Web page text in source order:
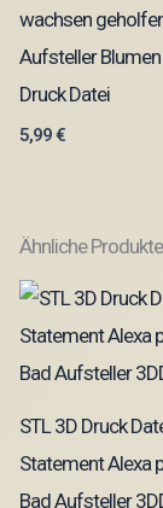
wachsen
Aufsteller
Druck Datei
5,99€
Ähnliche Produkte
STL 3D Druck
Statement Alexa
Bad Aufsteller